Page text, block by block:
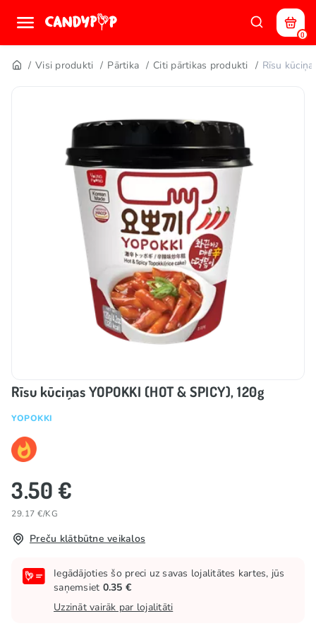
0
Visi produkti Pārtika Citi pārtikas produkti Rīsu
Rīsu kūciņas YOPOKKI (HOT & SPICY), 120g
YOPOKKI
3.50 €
29.17 €/KG
Preču klātbūtne veikalos
Iegādājoties šo preci uz savas lojalitātes kartes, jūs
saņemsiet 0.35 €
Uzzināt vairāk par lojalitāti